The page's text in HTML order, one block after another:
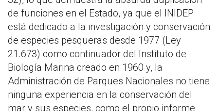
de funciones en el Estado, ya que el INIDEP
está dedicado a la investigación y conservación
de especies pesqueras desde 1977 (Ley
21.673) como continuador del Instituto de
Biología Marina creado en 1960 y, la
Administración de Parques Nacionales no tiene
ninguna experiencia en la conservación del
mar y sus especies, como el propio informe